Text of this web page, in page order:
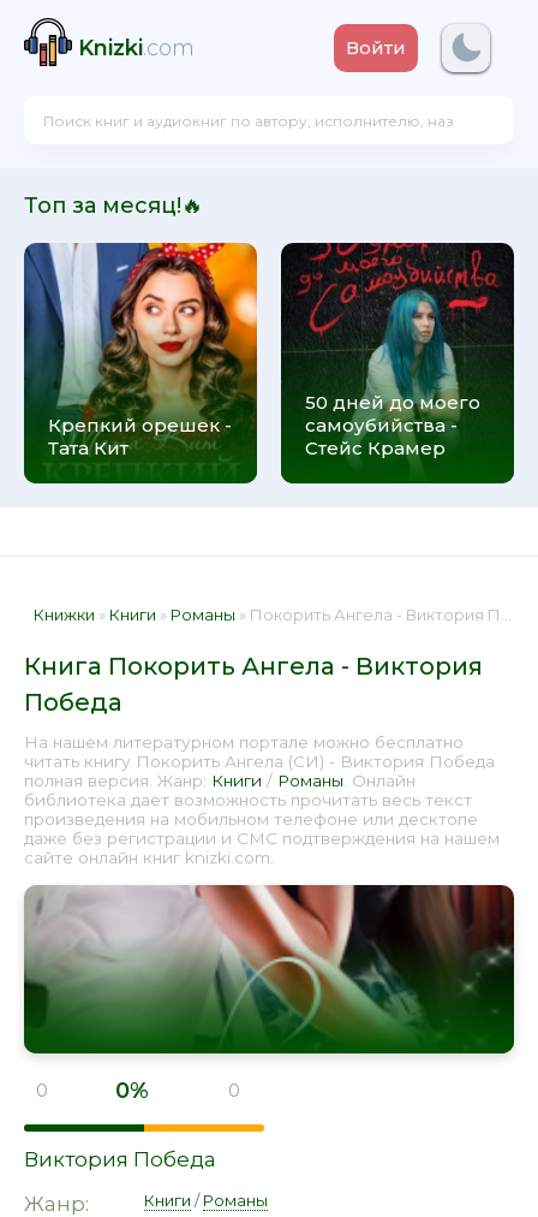
Knizki.com Войти
Топ за месяц!🔥
Крепкий орешек -
Тата Кит
50 дней до моего
самоубийства -
Стейс Крамер
Книжки » Книги » Романы » Покорить Ангела - Виктория Победа 📕 - Книга онлайн бесплатно
Книга Покорить Ангела - Виктория
Победа
На нашем литературном портале можно бесплатно
читать книгу Покорить Ангела (СИ) - Виктория Победа
полная версия. Жанр: Книги / Романы . Онлайн
библиотека дает возможность прочитать весь текст
произведения на мобильном телефоне или десктопе
даже без регистрации и СМС подтверждения на нашем
сайте онлайн книг knizki.com.
0 0% 0
Виктория Победа
Жанр:
Книги /Романы